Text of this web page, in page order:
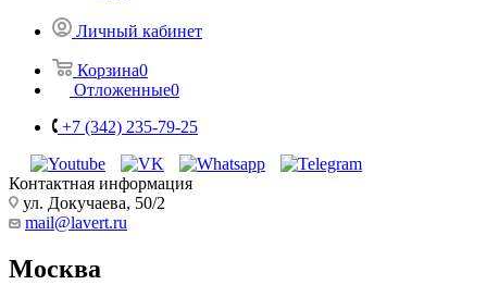
Личный кабинет
Корзина0
Отложенные0
+7 (342) 235-79-25
Контактная информация
ул. Докучаева, 50/2
mail@lavert.ru
Москва